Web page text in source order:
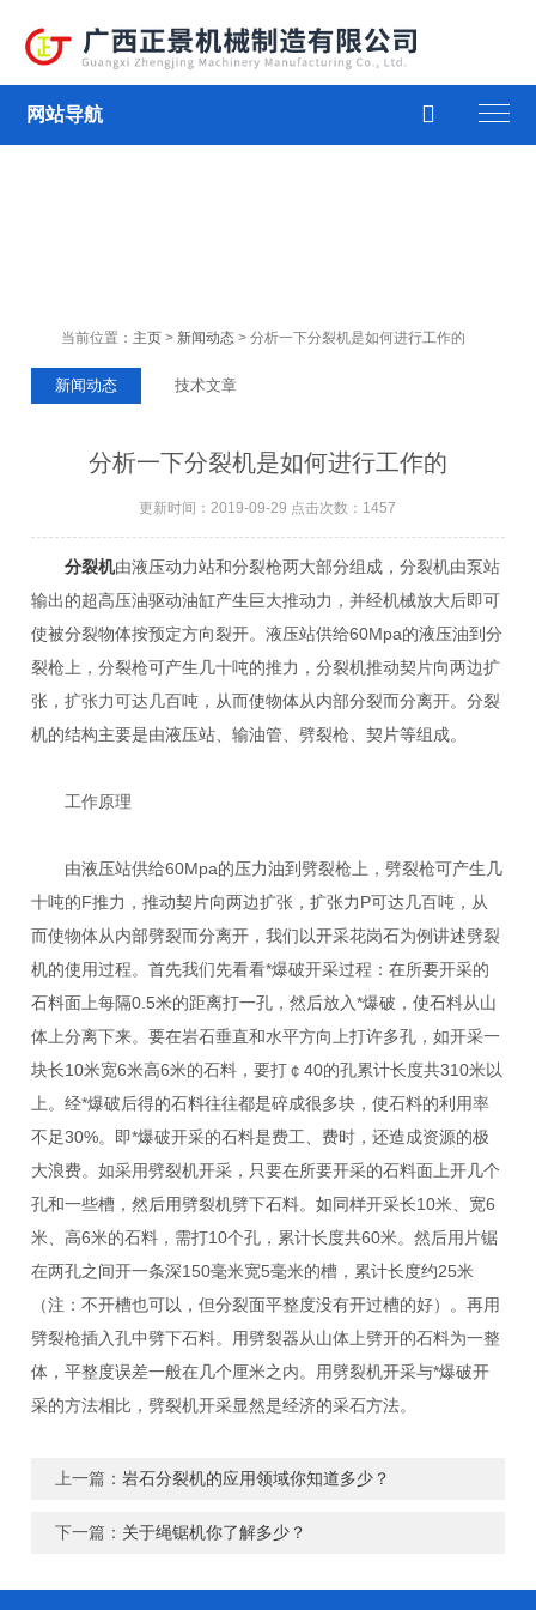
网站导航 
当前位置： 主页 > 新闻动态 > 分析一下分裂机是如何进行工作的
新闻动态 技术文章
分析一下分裂机是如何进行工作的
更新时间：2019-09-29 点击次数：1457
分裂机由液压动力站和分裂枪两大部分组成，分裂机由泵站
输出的超高压油驱动油缸产生巨大推动力，并经机械放大后即可
使被分裂物体按预定方向裂开。液压站供给60Mpa的液压油到分
裂枪上，分裂枪可产生几十吨的推力，分裂机推动契片向两边扩
张，扩张力可达几百吨，从而使物体从内部分裂而分离开。分裂
机的结构主要是由液压站、输油管、劈裂枪、契片等组成。
工作原理
由液压站供给60Mpa的压力油到劈裂枪上，劈裂枪可产生几
十吨的F推力，推动契片向两边扩张，扩张力P可达几百吨，从
而使物体从内部劈裂而分离开，我们以开采花岗石为例讲述劈裂
机的使用过程。首先我们先看看*爆破开采过程：在所要开采的
石料面上每隔0.5米的距离打一孔，然后放入*爆破，使石料从山
体上分离下来。要在岩石垂直和水平方向上打许多孔，如开采一
块长10米宽6米高6米的石料，要打￠40的孔累计长度共310米以
上。经*爆破后得的石料往往都是碎成很多块，使石料的利用率
不足30%。即*爆破开采的石料是费工、费时，还造成资源的极
大浪费。如采用劈裂机开采，只要在所要开采的石料面上开几个
孔和一些槽，然后用劈裂机劈下石料。如同样开采长10米、宽6
米、高6米的石料，需打10个孔，累计长度共60米。然后用片锯
在两孔之间开一条深150毫米宽5毫米的槽，累计长度约25米
（注：不开槽也可以，但分裂面平整度没有开过槽的好）。再用
劈裂枪插入孔中劈下石料。用劈裂器从山体上劈开的石料为一整
体，平整度误差一般在几个厘米之内。用劈裂机开采与*爆破开
采的方法相比，劈裂机开采显然是经济的采石方法。
上一篇：岩石分裂机的应用领域你知道多少？
下一篇： 关于绳锯机你了解多少？